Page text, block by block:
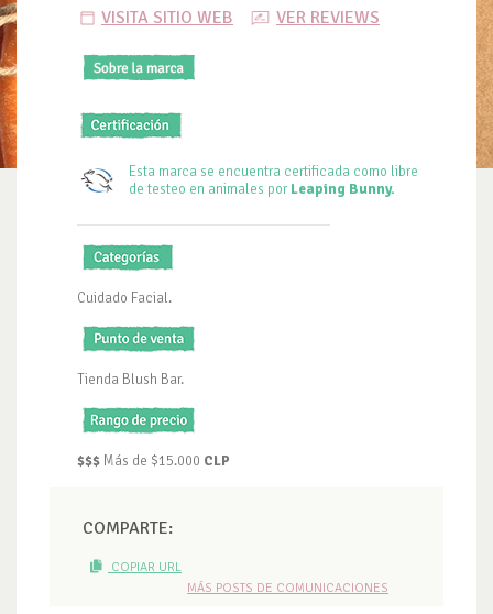
VISITA SITIO WEB VER REVIEWS
Esta marca se encuentra certificada como libre
de testeo en animales porLeaping Bunny.
Cuidado Facial.
Tienda Blush Bar.
$$$ Más de $15.000 CLP
COMPARTE:
COPIAR URL
MÁS POSTS DE COMUNICACIONES